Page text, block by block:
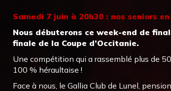
Samedi 7 juin à 20h30 : nos seniors
Nous débuterons ce week-end de
finale de la Coupe d’Occitanie.
Une compétition qui a rassemblé plus de
100 % héraultaise !
Face à nous, le Gallia Club de Lunel,